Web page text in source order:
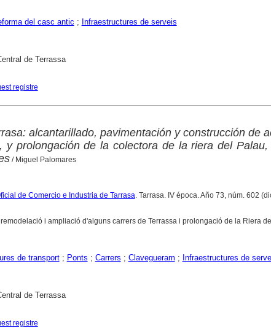
del casc antic ; Infraestructures de serveis
de Terrassa
registre
alcantarillado, pavimentación y construcción de
y prolongación de la colectora de la riera del Palau,
/ Miguel Palomares
de Comercio e Industria de Tarrasa . Tarrasa. IV época. Año 73, núm. 602
i ampliació d'alguns carrers de Terrassa i prolongació de la Riera
de transport; Ponts ; Carrers ; Clavegueram ; Infraestructures de
de Terrassa
registre